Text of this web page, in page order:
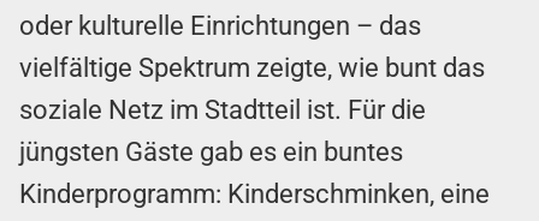
oder kulturelle Einrichtungen – das
vielfältige Spektrum zeigte, wie bunt das
soziale Netz im Stadtteil ist. Für die
jüngsten Gäste gab es ein buntes
Kinderprogramm: Kinderschminken, eine